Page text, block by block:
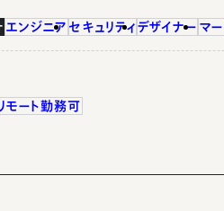
エンジニア セキュリティ デザイナー マ
モート勤務可